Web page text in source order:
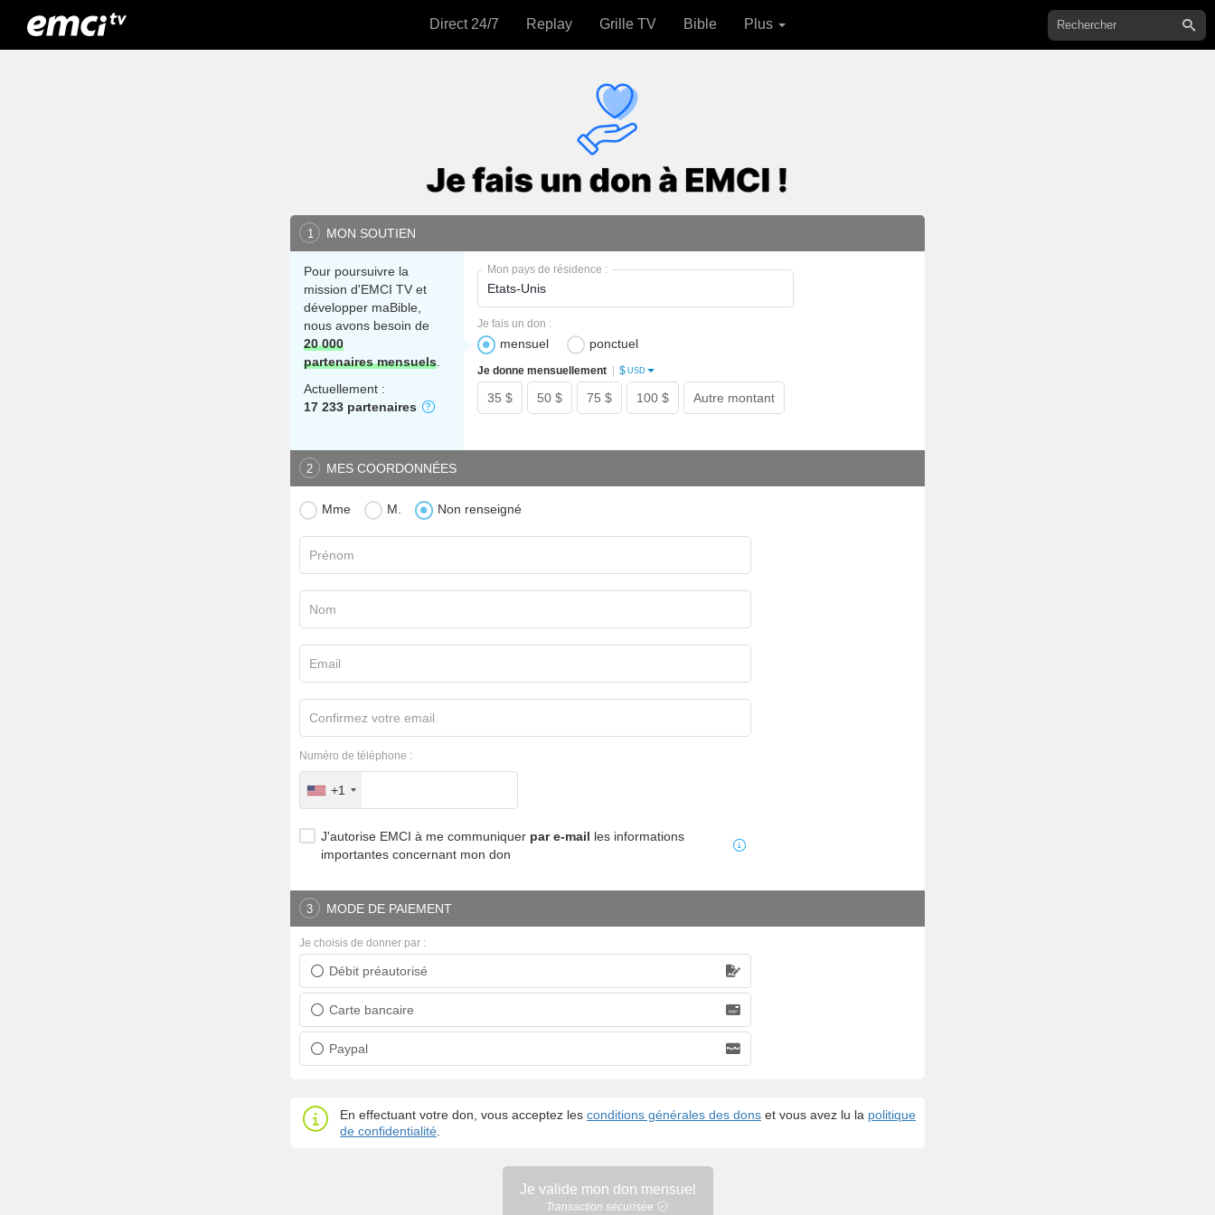
Direct 24/7 Replay Grille TV Bible Plus
1 MON SOUTIEN
Pour poursuivre la
mission d'EMCI TV et
développer maBible,
nous avons besoin de
20 000
partenaires mensuels.
Actuellement :
17 233 partenaires
Mon pays de résidence :
mensuel ponctuel
Je fais un don :
35 $ 50 $ 75 $ 100 $ Autre montant
Je donne mensuellement $ USD
2 MES COORDONNÉES
Mme M. Non renseigné
Prénom
Nom
Email
Confirmez votre email
Numéro de téléphone :
+1
J'autorise EMCI à me communiquer par e-mail les informations
importantes concernant mon don
3 MODE DE PAIEMENT
Débit préautorisé
Prélèvement bancaire
Carte bancaire
Carte bancaire
Paypal
Paypal
Je choisis de donner par :
En effectuant votre don, vous acceptez les conditions générales des dons et vous avez lu la politique
de confidentialité.
Je valide mon don mensuel
Transaction sécurisée